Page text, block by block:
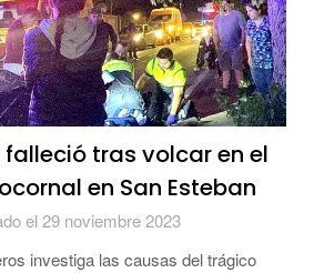
tras volcar en el
en San Esteban
el 29 noviembre 2023
investiga las causas del trágico